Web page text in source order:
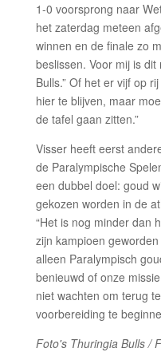
1-0 voorsprong naar
het zaterdag meteen
winnen en de finale zo
beslissen. Voor mij is
Bulls.” Of het er vijf op
hier te blijven, maar
de tafel gaan zitten.”
Visser heeft eerst
de Paralympische
een dubbel doel: goud
gekozen worden in de
“Het is nog minder dan
zijn kampioen
alleen Paralympisch
benieuwd of onze
niet wachten om terug
voorbereiding te
Foto's Thuringia Bulls /